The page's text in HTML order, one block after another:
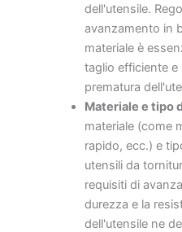
dell'utensile.
avanzamento in
materiale è
taglio efficiente e
prematura
Materiale e tipo
materiale (come
rapido, ecc.) e
utensili da
requisiti di
durezza e la
dell'utensile ne